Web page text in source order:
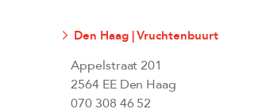
Den Haag | Vruchtenbuurt
Appelstraat 201
2564 EE Den Haag
070 308 46 52